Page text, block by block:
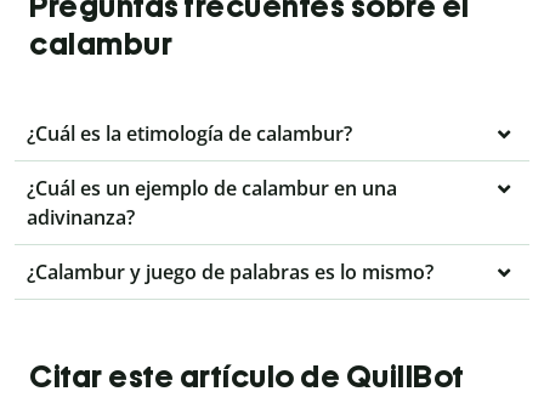
calambur
¿Cuál es la etimología de calambur?
¿Cuál es un ejemplo de calambur en una
adivinanza?
¿Calambur y juego de palabras es lo mismo?
Citar este artículo de QuillBot